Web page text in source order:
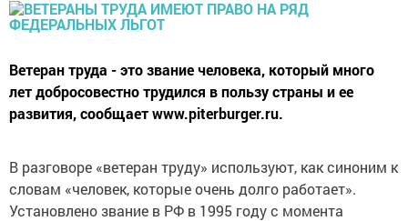
Ветеран труда - это звание человека, который много
лет добросовестно трудился в пользу страны и ее
развития, сообщает www.piterburger.ru.
В разговоре «ветеран труду» используют, как синоним к
словам «человек, которые очень долго работает».
Установлено звание в РФ в 1995 году с момента